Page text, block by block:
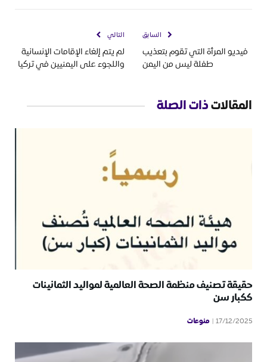
السابق
فيديو المرأة التي تقوم بتعذيب
طفلة ليس من اليمن
التالي
لم يتم إلغاء الإقامات الإنسانية
واللجوء على اليمنيين في تركيا
المقالاتذات الصلة
حقيقة تصنيف منظمة الصحة العالمية لمواليد الثمانينات
ككبار سن
17/12/2025 منوعات